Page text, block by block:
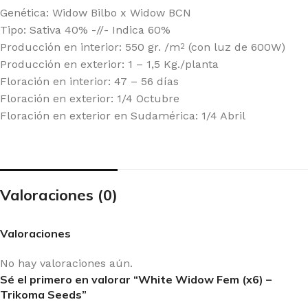
Genética: Widow Bilbo x Widow BCN
Tipo: Sativa 40% -//- Indica 60%
Producción en interior: 550 gr. /m2 (con luz de 600W)
Producción en exterior: 1 – 1,5 Kg./planta
Floración en interior: 47 – 56 días
Floración en exterior: 1/4 Octubre
Floración en exterior en Sudamérica: 1/4 Abril
Valoraciones (0)
Valoraciones
No hay valoraciones aún.
Sé el primero en valorar “White Widow Fem (x6) –
Trikoma Seeds”